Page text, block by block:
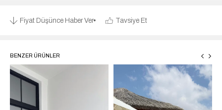
Fiyat Düşünce Haber Ver Tavsiye Et
BENZER ÜRÜNLER